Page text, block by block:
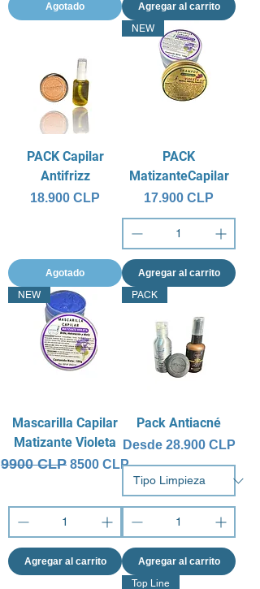
Agotado Agregar al carrito
PACK Capilar
Antifrizz
Precio
18.900 CLP
Agotado
NEW
PACK
MatizanteCapilar
Precio
17.900 CLP
Agregar al carrito
NEW
Mascarilla Capilar
Matizante Violeta
Precio
9900 CLP Precio de oferta
8500 CLP
Agregar al carrito
PACK
Pack Antiacné
Desde 28.900 CLP
Precio de oferta
Agregar al carrito
Top Line